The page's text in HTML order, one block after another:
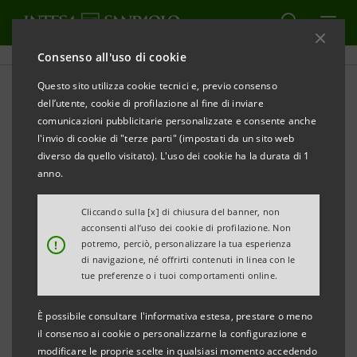
Consenso all'uso di cookie
Questo sito utilizza cookie tecnici e, previo consenso
dell’utente, cookie di profilazione al fine di inviare
comunicazioni pubblicitarie personalizzate e consente anche
l'invio di cookie di "terze parti" (impostati da un sito web
diverso da quello visitato). L'uso dei cookie ha la durata di 1
anno.
!
Cliccando sulla [x] di chiusura del banner, non
acconsenti all’uso dei cookie di profilazione. Non
potremo, perciò, personalizzare la tua esperienza
di navigazione, né offrirti contenuti in linea con le
tue preferenze o i tuoi comportamenti online.
È possibile consultare l'informativa estesa, prestare o meno
il consenso ai cookie o personalizzarne la configurazione e
modificare le proprie scelte in qualsiasi momento accedendo
Gli Sposi Promessi
Non solo un elogio alla letteratura italiana, ma un
romanzo da riscoprire e da leggere con una chiave
inedita, mai così contemporanea. In occasione del
bicentenario dall’inizio della stesura dei Promessi
Sposi, in questo podcast, nato da un progetto del